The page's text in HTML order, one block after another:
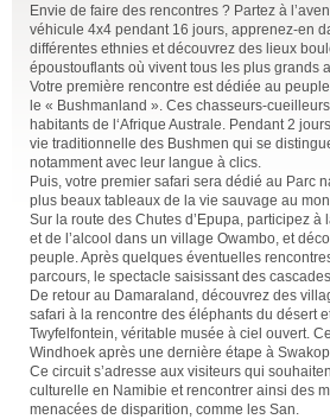
Envie de faire des rencontres ? Partez à
véhicule 4x4 pendant 16 jours, apprenez-en
différentes ethnies et découvrez des lieux
époustouflants où vivent tous les plus grands
Votre première rencontre est dédiée au
le « Bushmanland ». Ces chasseurs-
habitants de l‘Afrique Australe. Pendant 2
vie traditionnelle des Bushmen qui se
notamment avec leur langue à clics.
Puis, votre premier safari sera dédié au Parc
plus beaux tableaux de la vie sauvage au
Sur la route des Chutes d’Epupa, participez
et de l’alcool dans un village Owambo, et
peuple. Après quelques éventuelles
parcours, le spectacle saisissant des
De retour au Damaraland, découvrez des
safari à la rencontre des éléphants du désert
Twyfelfontein, véritable musée à ciel ouvert.
Windhoek après une dernière étape à
Ce circuit s’adresse aux visiteurs qui
culturelle en Namibie et rencontrer ainsi des
menacées de disparition, comme les San.